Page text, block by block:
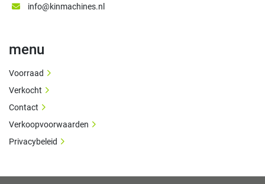
info@kinmachines.nl
menu
Voorraad
Verkocht
Contact
Verkoopvoorwaarden
Privacybeleid